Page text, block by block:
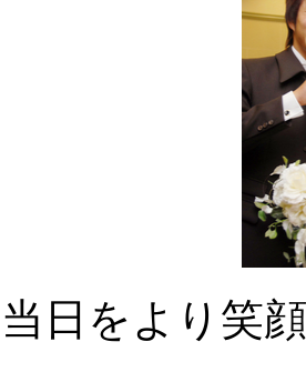
当日をより笑